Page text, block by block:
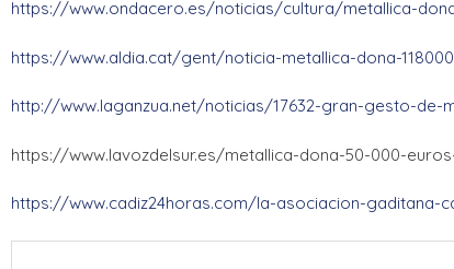
https://www.ondacero.es/noticias/cultura/metallica-
https://www.aldia.cat/gent/noticia-metallica-dona-
http://www.laganzua.net/noticias/17632-gran-gesto-
https://www.lavozdelsur.es/metallica-dona-50-000-
https://www.cadiz24horas.com/la-asociacion-gaditana-